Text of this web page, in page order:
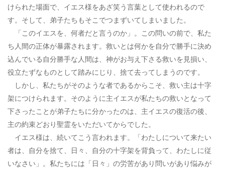
けられた場面で、イエス様をあざ笑う言葉として使われるので
す。そして、弟子たちもそこでつまずいてしまいました。
「このイエスを、何者だと言うのか」。この問いの前で、私た
ち人間の正体が暴露されます。救いとは何かを自分で勝手に決め
込んでいる自分勝手な人間は、神がお与え下さる救いを見損い、
役立たずなものとして踏みにじり、捨て去ってしまうのです。
しかし、私たちがそのような者であるからこそ、救い主は十字
架につけられます。そのように主イエスが私たちの救いとなって
下さったことが弟子たちに分かったのは、主イエスの復活の後、
主の約束どおり聖霊をいただいてからでした。
イエス様は、続いてこう言われます。「わたしについて来たい
者は、自分を捨て、日々、自分の十字架を背負って、わたしに従
いなさい」。私たちには「日々」の労苦があり問いがあり悩みが